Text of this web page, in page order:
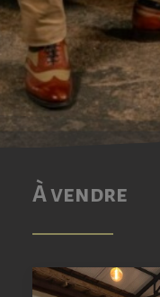
À vendre